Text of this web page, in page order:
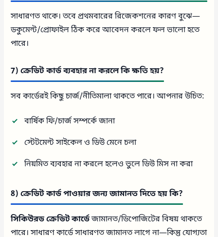
সাধারণত থাকে। তবে প্রথমবারের রিজেকশনের কারণ বুঝে—
ডকুমেন্ট/প্রোফাইল ঠিক করে আবেদন করলে ফল ভালো হতে
পারে।
7) ক্রেডিট কার্ড ব্যবহার না করলে কি ক্ষতি হয়?
সব কার্ডেরই কিছু চার্জ/নীতিমালা থাকতে পারে। আপনার উচিত:
বার্ষিক ফি/চার্জ সম্পর্কে জানা
স্টেটমেন্ট সাইকেল ও ডিউ মেনে চলা
নিয়মিত ব্যবহার না করলে হলেও ভুলে ডিউ মিস না করা
8) ক্রেডিট কার্ড পাওয়ার জন্য জামানত দিতে হয় কি?
সিকিউরড ক্রেডিট কার্ডেজামানত/ডিপোজিটের বিষয় থাকতে
পারে। সাধারণ কার্ডে সাধারণত জামানত লাগে না—কিন্তু যোগ্যতা